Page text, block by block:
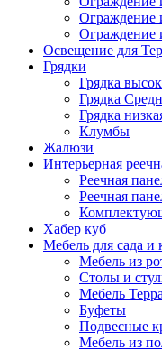
Ограждение
Ограждение
Освещение для
Грядки
Грядка
Грядка
Грядка
Клумбы
Жалюзи
Интерьерная
Реечная
Реечная
Хабер куб
Мебель для сада и
Мебель из
Столы и
Мебель
Буфеты
Подвесные
Мебель из